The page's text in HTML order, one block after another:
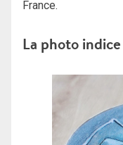
France.
La photo indice